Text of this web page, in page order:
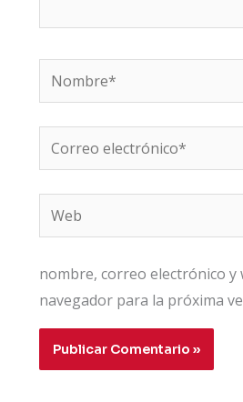
Nombre*
Correo
electrónico*
Web
nombre, correo electrónico y
navegador para la próxima